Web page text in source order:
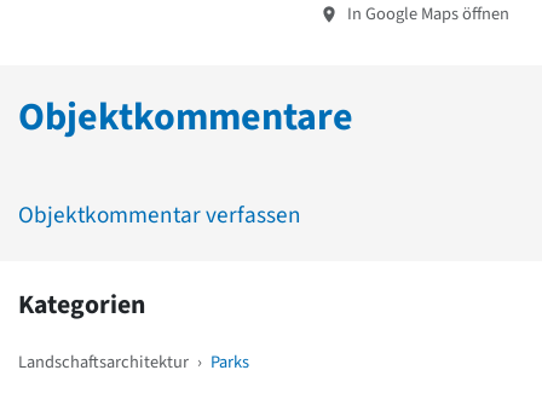
In Google Maps öffnen
Objektkommentare
Objektkommentar verfassen
Kategorien
Landschaftsarchitektur › Parks